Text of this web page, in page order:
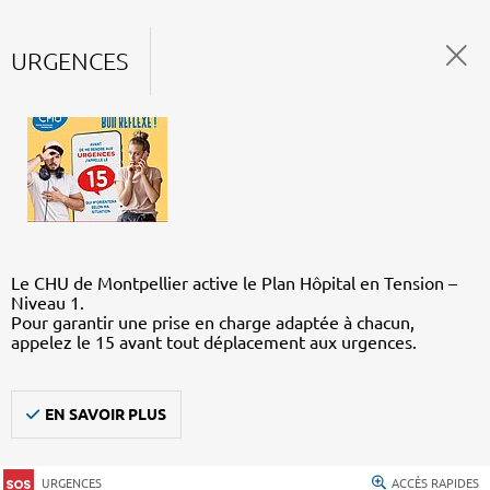
URGENCES
Le CHU de Montpellier active le Plan Hôpital en Tension –
Niveau 1.
Pour garantir une prise en charge adaptée à chacun,
appelez le 15 avant tout déplacement aux urgences.
EN SAVOIR PLUS
URGENCES ACCÈS RAPIDES